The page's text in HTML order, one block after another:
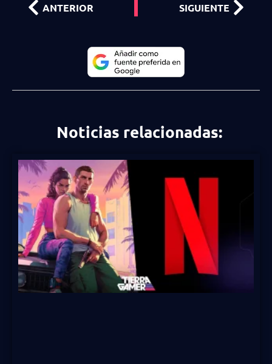
ANTERIOR SIGUIENTE
Noticias relacionadas: